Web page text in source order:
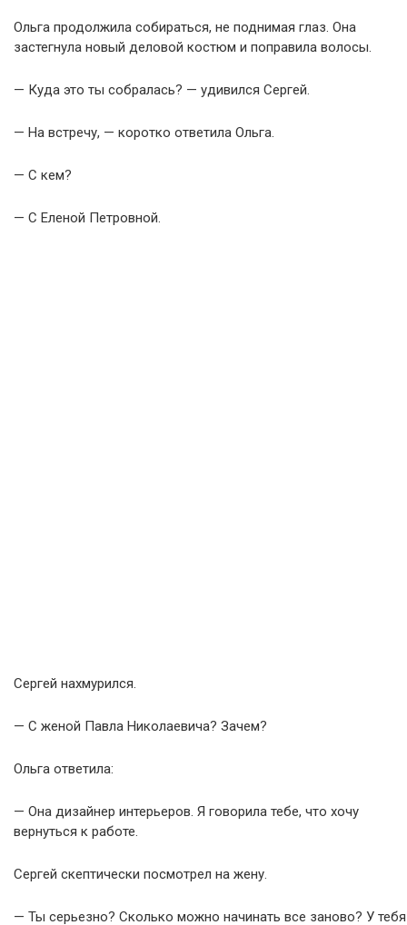
Ольга продолжила собираться, не поднимая глаз. Она
застегнула новый деловой костюм и поправила волосы.
— Куда это ты собралась? — удивился Сергей.
— На встречу, — коротко ответила Ольга.
— С кем?
— С Еленой Петровной.
Сергей нахмурился.
— С женой Павла Николаевича? Зачем?
Ольга ответила:
— Она дизайнер интерьеров. Я говорила тебе, что хочу
вернуться к работе.
Сергей скептически посмотрел на жену.
— Ты серьезно? Сколько можно начинать все заново? У тебя